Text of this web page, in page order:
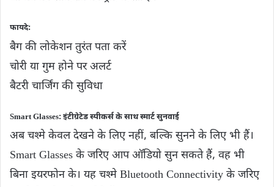
फायदे:
बैग की लोकेशन तुरंत पता करें
चोरी या गुम होने पर अलर्ट
बैटरी चार्जिंग की सुविधा
Smart Glasses: इंटीग्रेटेड स्पीकर्स के साथ स्मार्ट सुनवाई
अब चश्मे केवल देखने के लिए नहीं, बल्कि सुनने के लिए भी हैं।
Smart Glasses के जरिए आप ऑडियो सुन सकते हैं, वह भी
बिना इयरफोन के। यह चश्मे Bluetooth Connectivity के जरिए